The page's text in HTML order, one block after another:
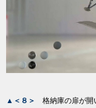
▲＜８＞ 格納庫の扉が開